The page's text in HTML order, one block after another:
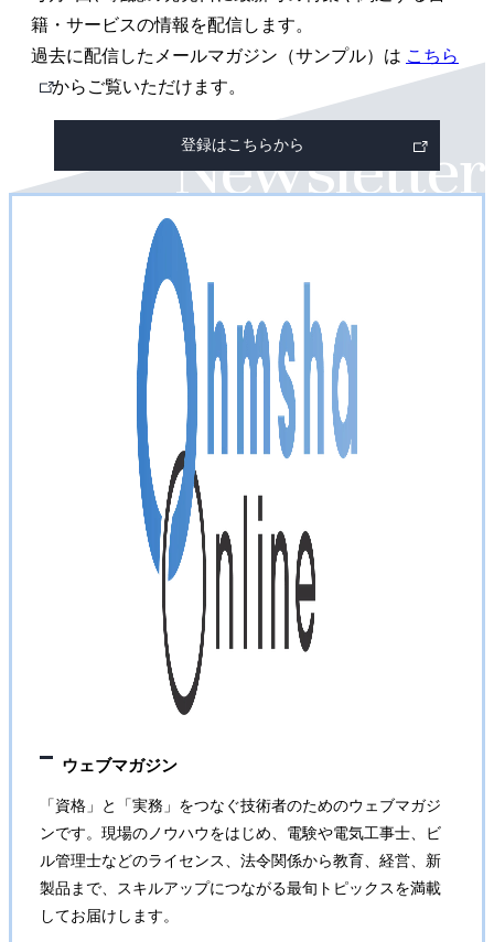
ペ
ー
籍・サービスの情報を配信します。
過去に配信したメールマガジン（サンプル）は こちら
外
部
ン
からご覧いただけます。
登録はこちらから
ウェブマガジン
「資格」と「実務」をつなぐ技術者のためのウェブマガジ
ンです。現場のノウハウをはじめ、電験や電気工事士、ビ
ル管理士などのライセンス、法令関係から教育、経営、新
製品まで、スキルアップにつながる最旬トピックスを満載
してお届けします。